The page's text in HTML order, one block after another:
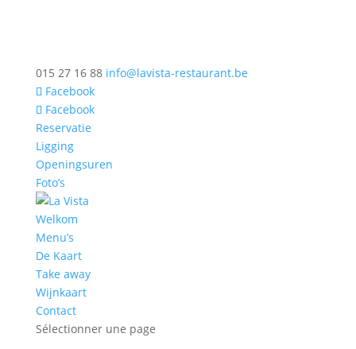
015 27 16 88 info@lavista-restaurant.be
Facebook
Facebook
Reservatie
Ligging
Openingsuren
Foto’s
Welkom
Menu’s
De Kaart
Take away
Wijnkaart
Contact
Sélectionner une page